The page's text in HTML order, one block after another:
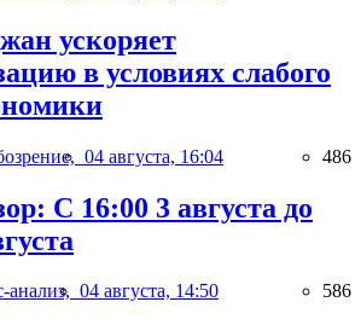
ускоряет
в условиях слабого
04 августа, 16:04 486
С 16:00 3 августа до
анализ, 04 августа, 14:50 586